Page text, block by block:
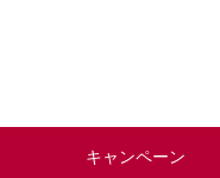
キャンペーン